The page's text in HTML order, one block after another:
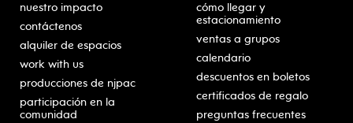
nuestro impacto
contáctenos
alquiler de espacios
work with us
producciones de njpac
participación en la
comunidad
cómo llegar y
estacionamiento
ventas a grupos
calendario
descuentos en boletos
certificados de regalo
preguntas frecuentes